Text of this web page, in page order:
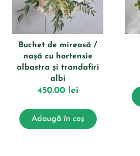
Buchet de mireasă /
nașă cu hortensie
albastra și trandafiri
albi
450.00 lei
Adaugă în coș